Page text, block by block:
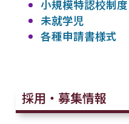
小規模特認校制度
未就学児
各種申請書様式
採用・募集情報